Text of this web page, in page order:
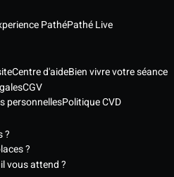
PathéPathé Live
Centre d'aideBien vivre votre séance
CGV
personnellesPolitique CVD
?
?
vous attend ?